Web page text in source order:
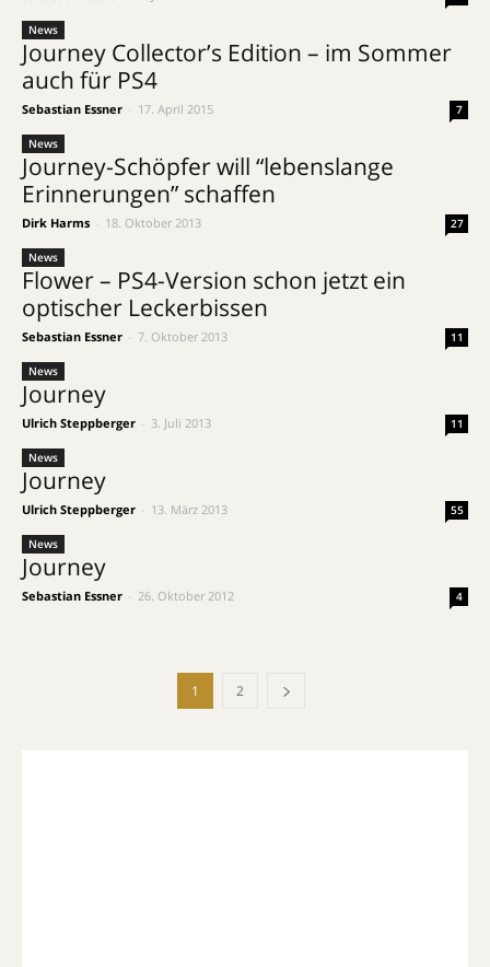
News
Journey Collector’s Edition – im Sommer
auch für PS4
Sebastian Essner 17. April 2015 7
News
Journey-Schöpfer will “lebenslange
Erinnerungen” schaffen
Dirk Harms 18. Oktober 2013 27
News
Flower – PS4-Version schon jetzt ein
optischer Leckerbissen
Sebastian Essner 7. Oktober 2013 11
News
Journey
Ulrich Steppberger 3. Juli 2013 11
News
Journey
Ulrich Steppberger 13. März 2013 55
News
Journey
Sebastian Essner 26. Oktober 2012 4
1 2